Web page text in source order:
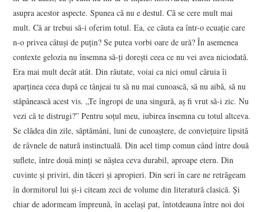
asupra acestor aspecte. Spunea că nu e destul. Că se cere mult mai
mult. Că ar trebui să-i oferim totul. Ea, ce căuta ea într-o ecuaţie care
n-o privea câtuşi de puţin? Se putea vorbi oare de ură? În asemenea
contexte gelozia nu însemna să-ţi doreşti ceea ce nu vei avea niciodată.
Era mai mult decât atât. Din răutate, voiai ca nici omul căruia îi
aparţinea ceea după ce tânjeai tu să nu mai cunoască, să nu aibă, să nu
stăpânească acest vis. „Te îngropi de una singură, aş fi vrut să-i zic. Nu
vezi că te distrugi?” Pentru soţul meu, iubirea însemna cu totul altceva.
Se clădea din zile, săptămâni, luni de cunoaştere, de convieţuire lipsită
de râvnele de natură instinctuală. Din acel timp comun când între două
suflete, între două minţi se năştea ceva durabil, aproape etern. Din
cuvinte şi priviri, din tăceri şi apropieri. Din seri în care ne retrăgeam
în dormitorul lui şi-i citeam zeci de volume din literatură clasică. Şi
chiar de adormeam împreună, în acelaşi pat, întotdeauna între noi doi